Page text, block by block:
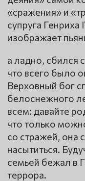
«сражения» и
супруга Генриха
изображает
а ладно, сбился
что всего было
Верховный бог
белоснежного
всем: давайте
что только
со стражей, она
насытиться.
семьей бежал в
террора.